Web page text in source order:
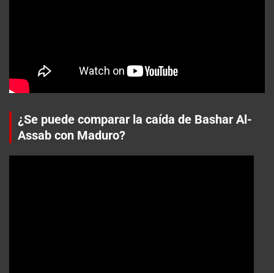
¿Se puede comparar la caída de Bashar Al-
Assab con Maduro?